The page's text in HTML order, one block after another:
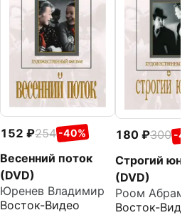
152 254 -40%
Весенний поток
(DVD)
Юренев Владимир
Восток-Видео
180 300 -
Строгий
(DVD)
Роом Абрам
Восток-